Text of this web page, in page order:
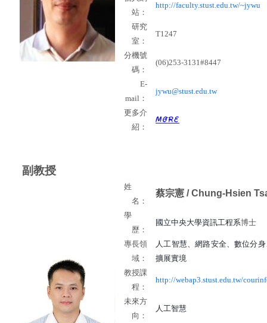
站：
http://faculty.stust.edu.tw/~jywu
研究
室：
T1247
分機號
碼：
(06)253-3131#8447
E-
mail ：
jywu@stust.edu.tw
更多介
紹：
副教授
姓
名：
蔡宗憲 / Chung-Hsien
學
歷：
國立中央大學資訊工程系博士
專長領
域：
人工智慧、網路安全、數位分
擴展實境
教授課
程：
http://webap3.stust.edu.tw/
未來方
向：
人工智慧